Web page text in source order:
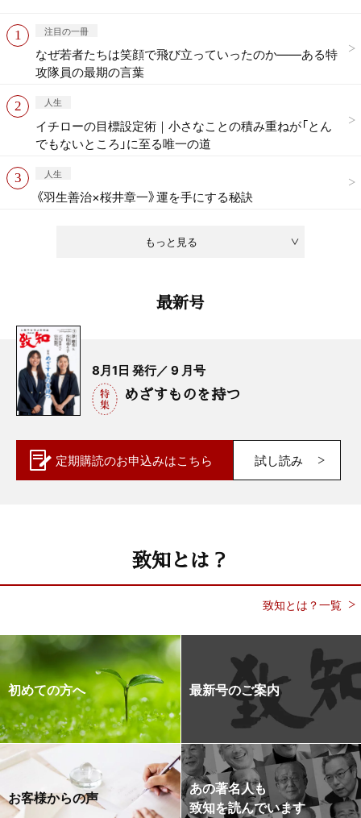
もっと見る
注目の一冊
なぜ若者たちは笑顔で飛び立っていったのか——ある特
攻隊員の最期の言葉
人生
イチローの目標設定術｜小さなことの積み重ねが「とん
でもないところ」に至る唯一の道
人生
《羽生善治×桜井章一》運を手にする秘訣
最新号
8月1日 発行／ 9 月号
めざすものを持つ
定期購読のお申込みはこちら 試し読み
致知とは？
致知とは？一覧
初めての方へ 最新号のご案内
お客様からの声
あの著名人も
致知を読んでいます